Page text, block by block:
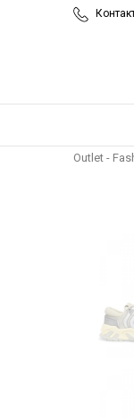
Outlet -